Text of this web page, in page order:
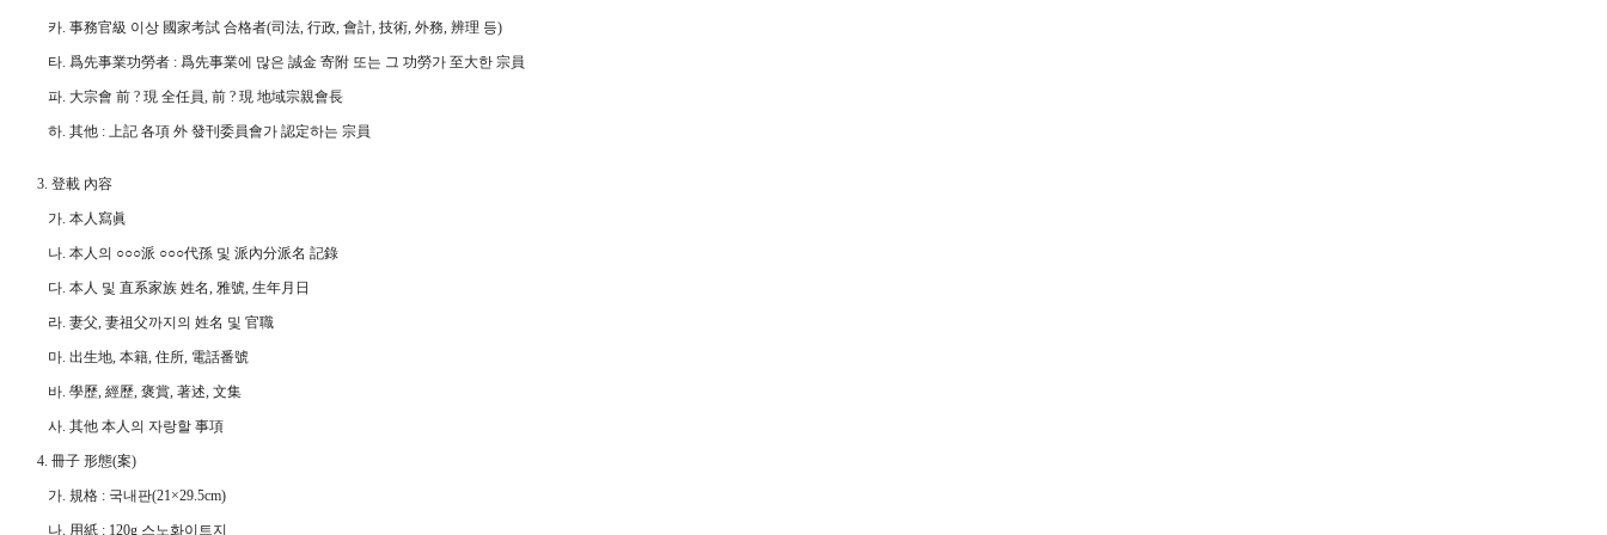
카. 事務官級 이상 國家考試 合格者(司法, 行政, 會計, 技術, 外務, 辨理 등)
타. 爲先事業功勞者 : 爲先事業에 많은 誠金 寄附 또는 그 功勞가 至大한 宗員
파. 大宗會 前 ? 現 全任員, 前 ? 現 地域宗親會長
하. 其他 : 上記 各項 外 發刊委員會가 認定하는 宗員
3. 登載 內容
가. 本人寫眞
나. 本人의 ○○○派 ○○○代孫 및 派內分派名 記錄
다. 本人 및 直系家族 姓名, 雅號, 生年月日
라. 妻父, 妻祖父까지의 姓名 및 官職
마. 出生地, 本籍, 住所, 電話番號
바. 學歷, 經歷, 褒賞, 著述, 文集
사. 其他 本人의 자랑할 事項
4. 冊子 形態(案)
가. 規格 : 국내판(21×29.5cm)
나. 用紙 : 120g 스노화이트지